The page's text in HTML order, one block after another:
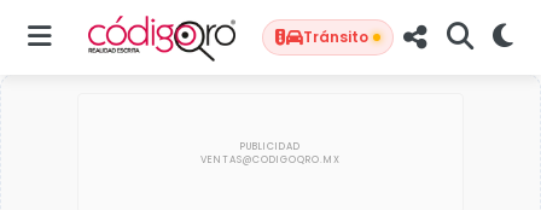
Tránsito